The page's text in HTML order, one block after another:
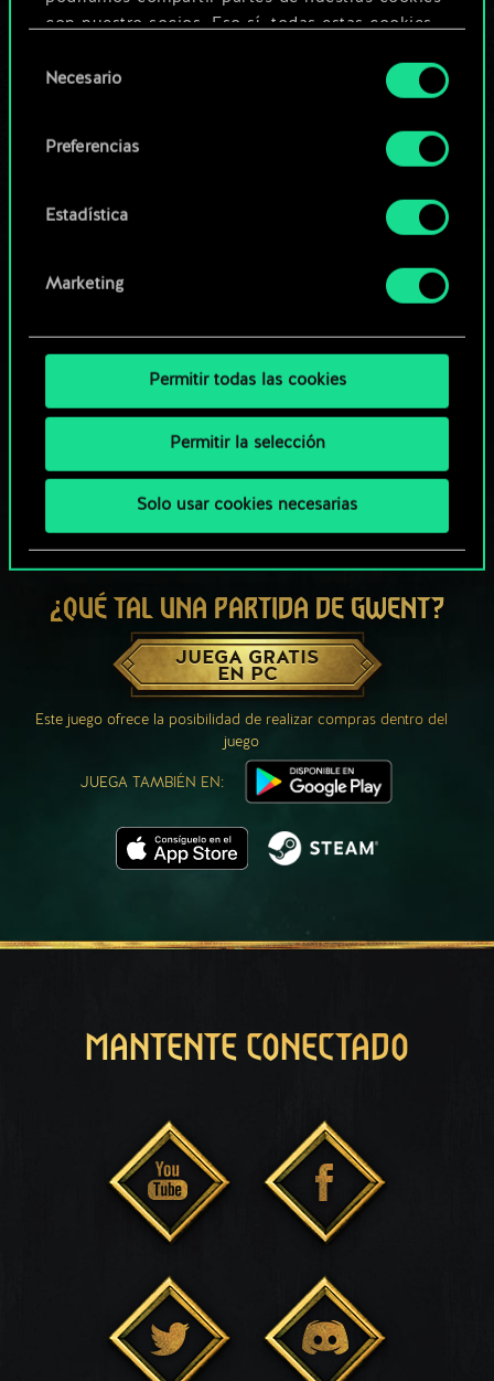
con nuestro socios. Eso sí, todas estas cookies
Encontrarás todos los detalles sobre nuestro uso
preferencias al respecto en el menú «Ajustes» de
deNecesario
Preferencias
Estadística
Marketing
Permitir todas las cookies
Permitir la selección
Solo usar cookies necesarias
Editar baraja
Explorar las barajas de la
¿QUÉ TAL UNA PARTIDA DE GWENT?
JUEGA GRATIS
EN PC
Este juego ofrece la posibilidad de realizar compras dentro del
juego
JUEGA TAMBIÉN EN:
MANTENTE CONECTADO